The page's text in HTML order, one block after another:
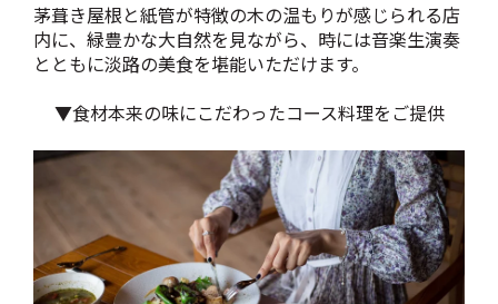
茅葺き屋根と紙管が特徴の木の温もりが感じられる店
内に、緑豊かな大自然を見ながら、時には音楽生演奏
とともに淡路の美食を堪能いただけます。
▼食材本来の味にこだわったコース料理をご提供